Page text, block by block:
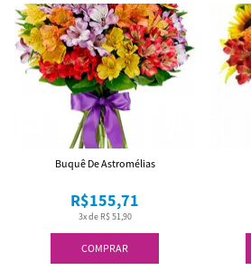
COMPRAR
3x de R$ 51,90
R$155,71
Buquê De Astromélias